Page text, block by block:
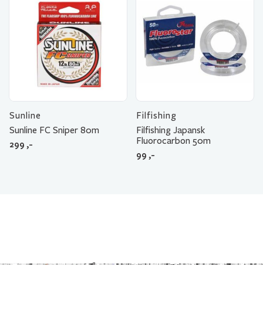
Sunline
Sunline FC Sniper 80m
299 ,-
Filfishing
Filfishing Japansk
Fluorocarbon 50m
99 ,-